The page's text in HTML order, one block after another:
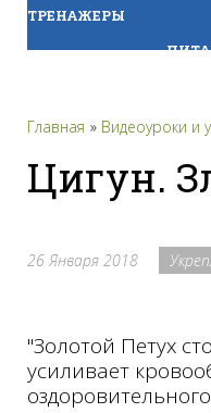
ТРЕНАЖЕРЫ
Главная Видеоуроки и
Цигун.
26 Января 2018
"Золотой Петух
усиливает